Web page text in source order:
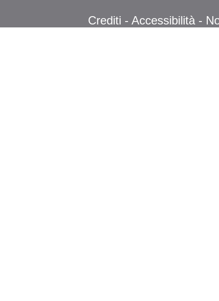
Crediti - Accessibilità -